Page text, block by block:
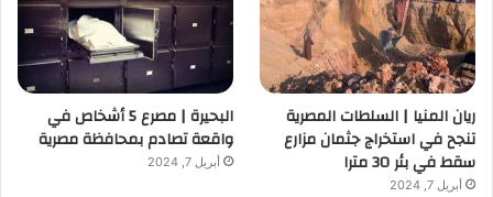
ريان المنيا | السلطات المصرية
تنجح في استخراج جثمان مزارع
سقط في بئر 30 مترا
أبريل 7, 2024
البحيرة | مصرع 5 أشخاص في
واقعة تصادم بمحافظة مصرية
أبريل 7, 2024